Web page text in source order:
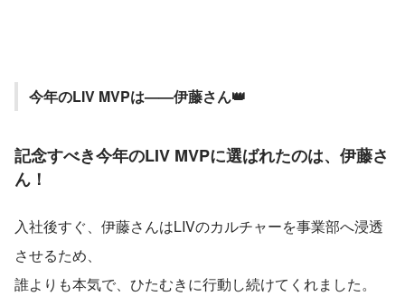
今年のLIV MVPは——伊藤さん👑
記念すべき今年のLIV MVPに選ばれたのは、伊藤さ
ん ！
入社後すぐ、伊藤さんはLIVのカルチャーを事業部へ浸透
させるため、
誰よりも本気で、ひたむきに行動し続けてくれました。